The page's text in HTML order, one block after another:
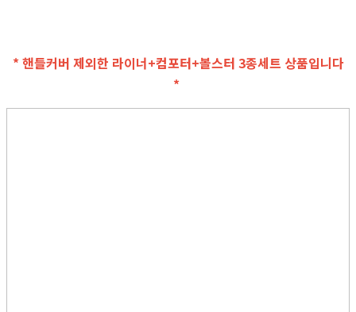
* 핸들커버 제외한 라이너+컴포터+볼스터 3종세트 상품입니다
*